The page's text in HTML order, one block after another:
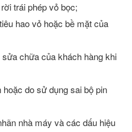
trái phép vỏ bọc;
hao vỏ hoặc bề mặt của
chữa của khách hàng khi
do sử dụng sai bộ pin
nhà máy và các dấu hiệu